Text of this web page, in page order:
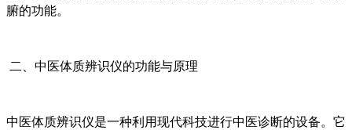
腑的功能。
二、中医体质辨识仪的功能与原理
中医体质辨识仪是一种利用现代科技进行中医诊断的设备。它